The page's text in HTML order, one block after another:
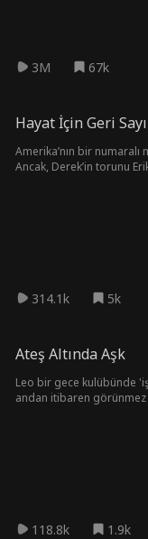
3M 67k
Hayat İçin Geri
Amerika’nın bir
Ancak, Derek’in torunu
314.1k 5k
Ateş Altında Aşk
Leo bir gece kulübünde
andan itibaren görünmez
118.8k 1.9k